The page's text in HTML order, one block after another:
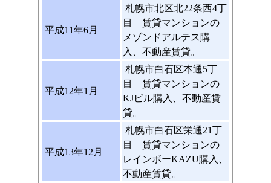
平成11年6月
札幌市北区北22条西4丁
目 賃貸マンションの
メゾンドアルテス購
入、不動産賃貸。
平成12年1月
札幌市白石区本通5丁
目 賃貸マンションの
KJビル購入、不動産賃
貸。
平成13年12月
札幌市白石区栄通21丁
目 賃貸マンションの
レインボーKAZU購入、
不動産賃貸。